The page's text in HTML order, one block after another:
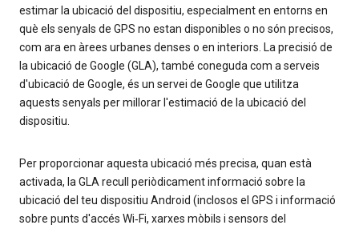
estimar la ubicació del dispositiu, especialment en entorns en
què els senyals de GPS no estan disponibles o no són precisos,
com ara en àrees urbanes denses o en interiors. La precisió de
la ubicació de Google (GLA), també coneguda com a serveis
d'ubicació de Google, és un servei de Google que utilitza
aquests senyals per millorar l'estimació de la ubicació del
dispositiu.
Per proporcionar aquesta ubicació més precisa, quan està
activada, la GLA recull periòdicament informació sobre la
ubicació del teu dispositiu Android (inclosos el GPS i informació
sobre punts d'accés Wi‑Fi, xarxes mòbils i sensors del